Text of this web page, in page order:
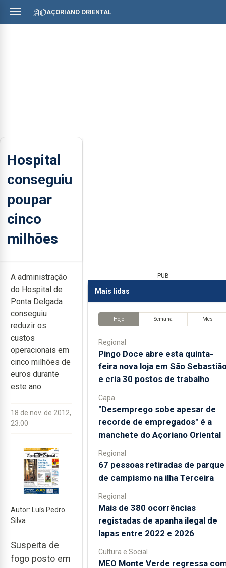
AÇORIANO ORIENTAL
Hospital
conseguiu
poupar
cinco
milhões
A administração
do Hospital de
Ponta Delgada
conseguiu
reduzir os
custos
operacionais em
cinco milhões de
euros durante
este ano
18 de nov. de 2012,
23:00
Autor: Luís Pedro
Silva
Suspeita de
fogo posto em
PUB
Mais lidas
Hoje Semana Mês
Regional
Pingo Doce abre esta quinta-
feira nova loja em São
e cria 30 postos de trabalho
Capa
"Desemprego sobe apesar de
recorde de empregados" é a
manchete do Açoriano Oriental
Regional
67 pessoas retiradas de parque
de campismo na ilha Terceira
Regional
Mais de 380 ocorrências
registadas de apanha ilegal de
lapas entre 2022 e 2026
Cultura e Social
MEO Monte Verde regressa